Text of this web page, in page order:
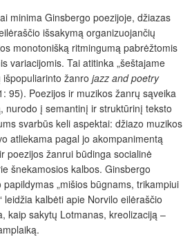
minima Ginsbergo poezijoje, džiazas
išsakymą organizuojančių
monotonišką ritmingumą pabrėžtomis
variacijomis. Tai atitinka „šeštajame
žanro jazz and poetry
95). Poezijos ir muzikos žanrų sąveika
nurodo į semantinį ir struktūrinį teksto
svarbūs keli aspektai: džiazo muzikos
atliekama pagal jo akompanimentą
poezijos žanrui būdinga socialinė
šnekamosios kalbos. Ginsbergo
„mišios būgnams, trikampiui
leidžia kalbėti apie Norvilo eilėraščio
kaip sakytų Lotmanas, kreolizaciją –